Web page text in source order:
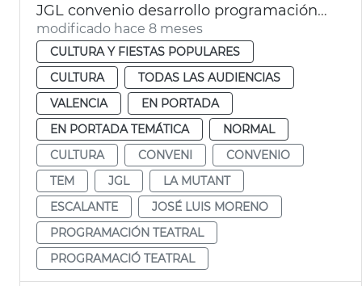
JGL convenio desarrollo programación 25-26 Escalante TEM i La Mutant
modificado hace 8 meses
CULTURA Y FIESTAS POPULARES
CULTURA
TODAS LAS AUDIENCIAS
VALENCIA
EN PORTADA
EN PORTADA TEMÁTICA
NORMAL
CULTURA
CONVENI
CONVENIO
TEM
JGL
LA MUTANT
ESCALANTE
JOSÉ LUIS MORENO
PROGRAMACIÓN TEATRAL
PROGRAMACIÓ TEATRAL